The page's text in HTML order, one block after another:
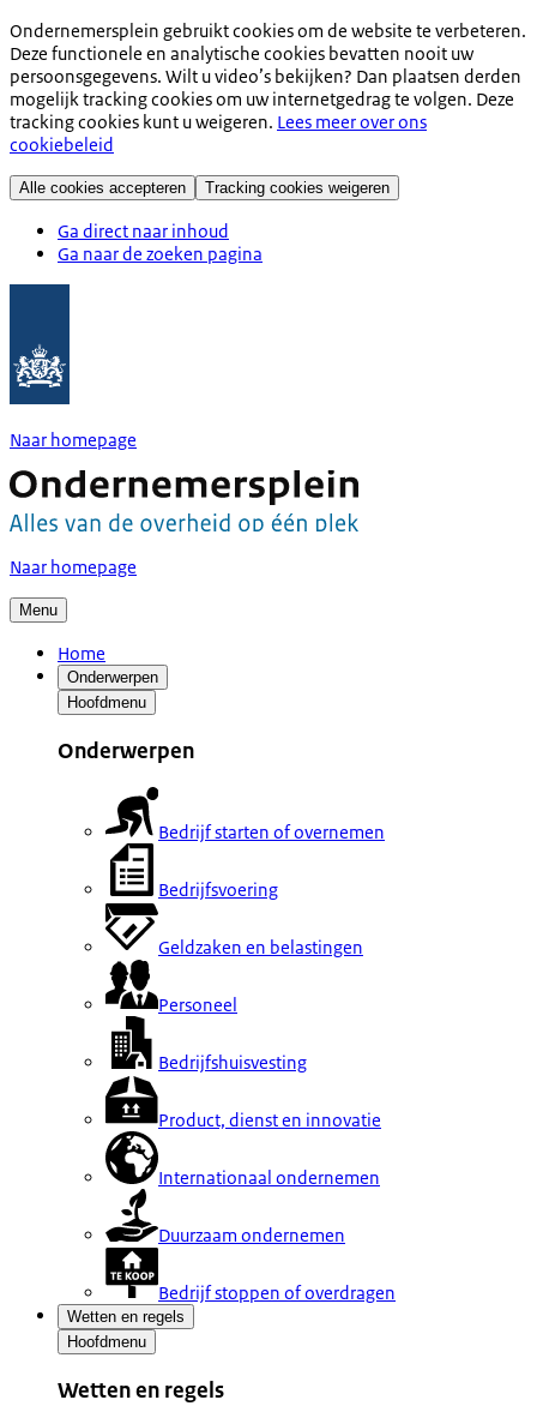
Ondernemersplein gebruikt cookies om de website te verbeteren.
Deze functionele en analytische cookies bevatten nooit uw
persoonsgegevens. Wilt u video’s bekijken? Dan plaatsen derden
mogelijk tracking cookies om uw internetgedrag te volgen. Deze
tracking cookies kunt u weigeren. Lees meer over ons
cookiebeleid
Alle cookies accepteren Tracking cookies weigeren
Ga direct naar inhoud
Ga naar de zoeken pagina
Naar homepage
Naar homepage
Menu
Home
Onderwerpen
Hoofdmenu
Onderwerpen
Bedrijf starten of overnemen
Bedrijfsvoering
Geldzaken en belastingen
Personeel
Bedrijfshuisvesting
Product, dienst en innovatie
Internationaal ondernemen
Duurzaam ondernemen
Bedrijf stoppen of overdragen
Wetten en regels
Hoofdmenu
Wetten en regels